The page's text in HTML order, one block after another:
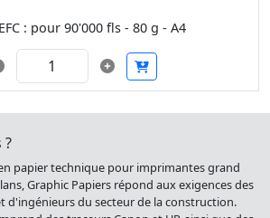
: pour 90'000 fls - 80 g - A4
?
papier technique pour imprimantes grand
Graphic Papiers répond aux exigences des
d'ingénieurs du secteur de la construction.